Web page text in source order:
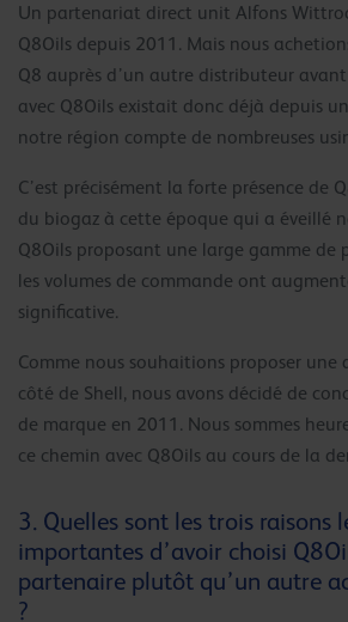
Un partenariat direct unit Alfons
Q8Oils depuis 2011. Mais nous
Q8 auprès d’un autre distributeur
avec Q8Oils existait donc déjà depuis
notre région compte de nombreuses
C’est précisément la forte présence de
du biogaz à cette époque qui a éveillé
Q8Oils proposant une large gamme de
les volumes de commande ont
significative.
Comme nous souhaitions proposer
côté de Shell, nous avons décidé de
de marque en 2011. Nous sommes
ce chemin avec Q8Oils au cours de la
3. Quelles sont les trois raisons
importantes d’avoir choisi
partenaire plutôt qu’un autre
?